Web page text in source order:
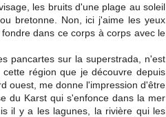
les bruits d'une plage au soleil
bretonne. Non, ici j'aime les yeux
dans ce corps à corps avec le
pancartes sur la superstrada, n'est
région que je découvre depuis
ouest, me donne l'impression d'être
du Karst qui s'enfonce dans la mer
il y a les lagunes, la rivière qui les